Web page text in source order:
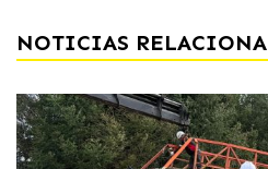
NOTICIAS